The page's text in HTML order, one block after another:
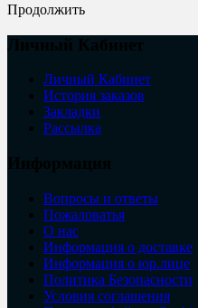
Продолжить
Личный Кабинет
История заказов
Закладки
Рассылка
Вопросы и ответы
Пожаловатья
О нас
Информация о доставке
Информация о юр.лице
Политика Безопасности
Условия соглашения